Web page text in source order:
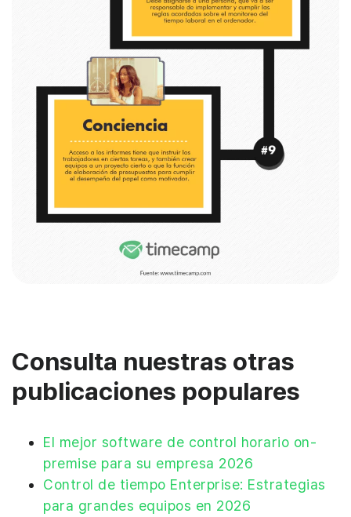
Consulta nuestras otras
publicaciones populares
El mejor software de control horario on-
premise para su empresa 2026
Control de tiempo Enterprise: Estrategias
para grandes equipos en 2026